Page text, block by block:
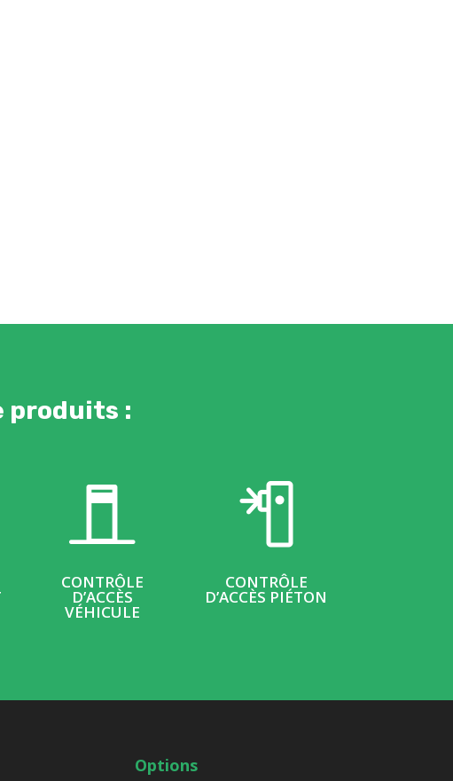
produits :
CONTRÔLE
D’ACCÈS
VÉHICULE
CONTRÔLE
D’ACCÈS PIÉTON
Options